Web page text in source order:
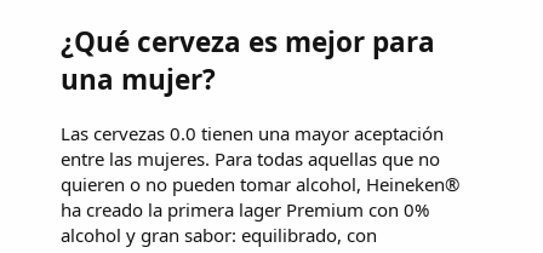
¿Qué cerveza es mejor para
una mujer?
Las cervezas 0.0 tienen una mayor aceptación
entre las mujeres. Para todas aquellas que no
quieren o no pueden tomar alcohol, Heineken®
ha creado la primera lager Premium con 0%
alcohol y gran sabor: equilibrado, con